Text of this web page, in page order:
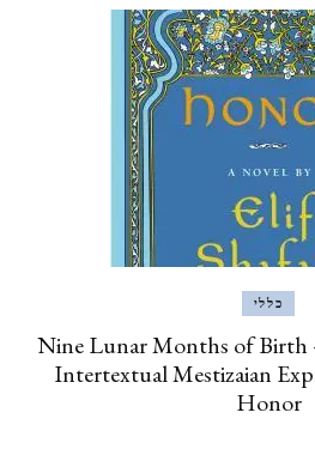
כללי
Nine Lunar Months of Birth
Intertextual Mestizaian
Honor